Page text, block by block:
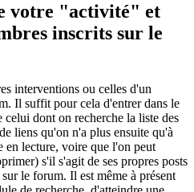
votre "activité" et
inscrits sur le
interventions ou celles d'un
Il suffit pour cela d'entrer dans le
dont on recherche la liste des
liens qu'on n'a plus ensuite qu'à
en lecture, voire que l'on peut
s'il s'agit de ses propres posts
le forum. Il est même à présent